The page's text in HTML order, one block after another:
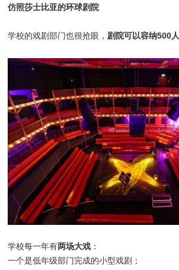
仿照莎士比亚的环球剧院
学校的戏剧部门也很抢眼， 剧院可以容纳500人
学校每一年有两场大戏 ：
一个是低年级部门完成的小型戏剧；